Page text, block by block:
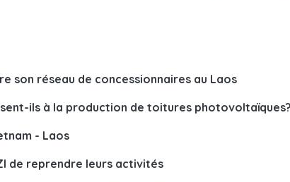
son réseau de concessionnaires au Laos
ils à la production de toitures
- Laos
de reprendre leurs activités